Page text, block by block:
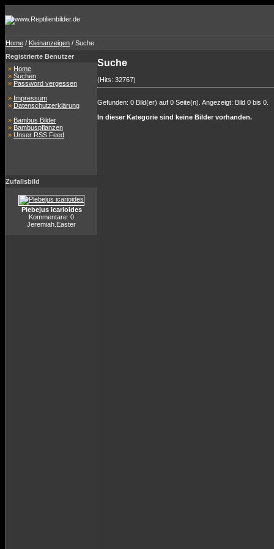
Home / Kleinanzeigen / Suche
Registrierte Benutzer
» Home
» Suchen
» Password vergessen
» Impressum
» Datenschutzerklärung
» Bambus Bilder
» Bambuspflanzen
» Unser RSS Feed
Zufallsbild
Plebejus icarioides
Kommentare: 0
Jeremiah.Easter
Suche
(Hits: 32767)
Gefunden: 0 Bild(er) auf 0 Seite(n). Angezeigt: Bild 0 bis 0.
In dieser Kategorie sind keine Bilder vorhanden.